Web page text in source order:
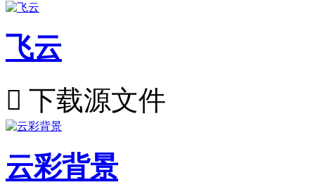
飞云
 下载源文件
云彩背景